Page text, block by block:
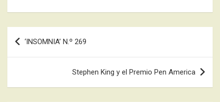
Navegación
de
‘INSOMNIA’ N.º 269
Stephen King y el Premio Pen America